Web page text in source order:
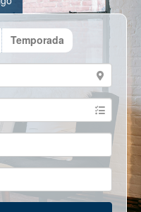
Temporada